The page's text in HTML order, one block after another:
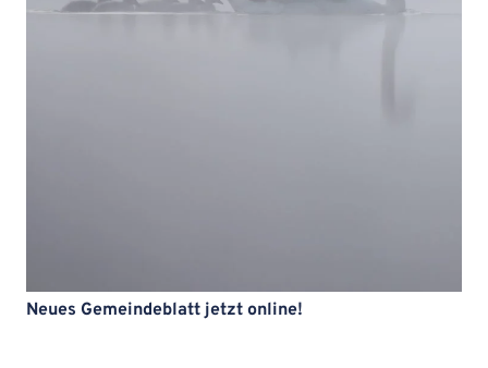
Neues Gemeindeblatt jetzt online!